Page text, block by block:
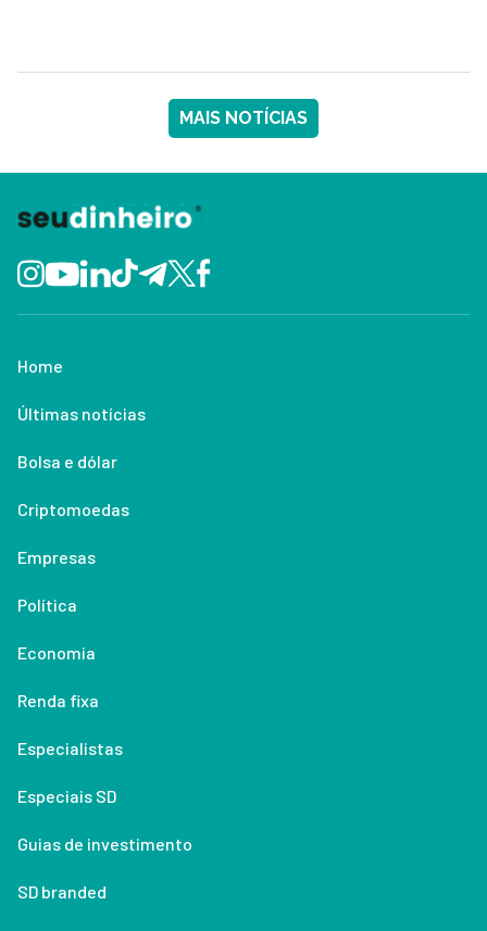
MAIS NOTÍCIAS
Home
Últimas notícias
Bolsa e dólar
Criptomoedas
Empresas
Política
Economia
Renda fixa
Especialistas
Especiais SD
Guias de investimento
SD branded